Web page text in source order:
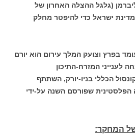
(גלגל ההצלה האחרון של
ישראל כדי להיפטר מחלק
בפרץ וצועק המלך עירום הוא יורם
לענייני המזרח-התיכון
הכללי בניו-יורק, השתתף
שפורסם השנה על-ידי
המחקר: